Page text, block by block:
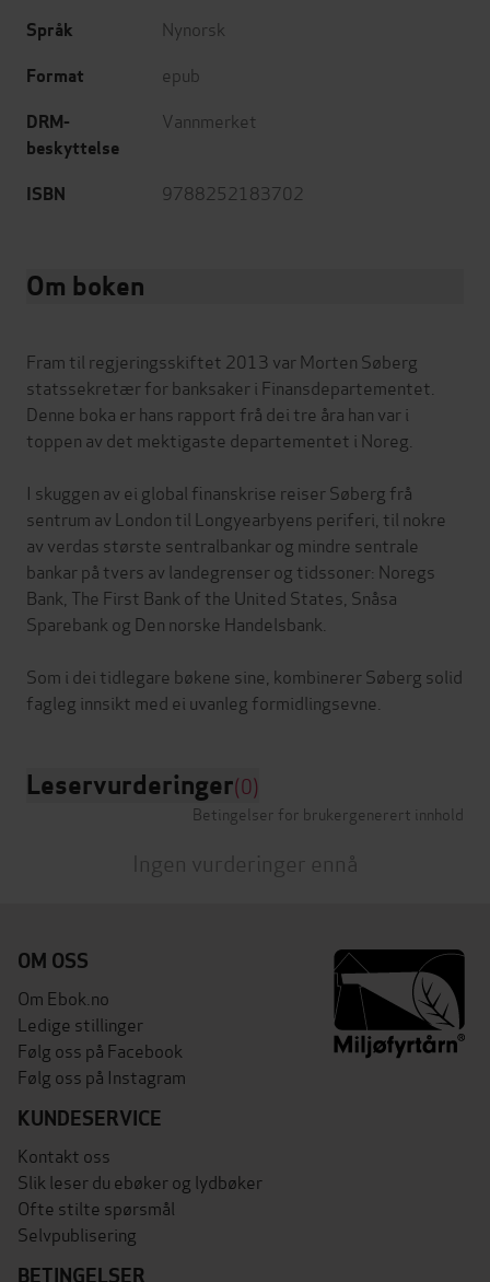
Språk Nynorsk
Format epub
DRM-
beskyttelse
Vannmerket
ISBN 9788252183702
Om boken
Fram til regjeringsskiftet 2013 var Morten Søberg
statssekretær for banksaker i Finansdepartementet.
Denne boka er hans rapport frå dei tre åra han var i
toppen av det mektigaste departementet i Noreg.
I skuggen av ei global finanskrise reiser Søberg frå
sentrum av London til Longyearbyens periferi, til nokre
av verdas største sentralbankar og mindre sentrale
bankar på tvers av landegrenser og tidssoner: Noregs
Bank, The First Bank of the United States, Snåsa
Sparebank og Den norske Handelsbank.
Som i dei tidlegare bøkene sine, kombinerer Søberg solid
Leservurderinger(0)
Betingelser for brukergenerert innhold
Ingen vurderinger ennå
OM OSS
Om Ebok.no
Ledige stillinger
Følg oss på Facebook
Følg oss på Instagram
KUNDESERVICE
Kontakt oss
Slik leser du ebøker og lydbøker
Ofte stilte spørsmål
Selvpublisering
BETINGELSER